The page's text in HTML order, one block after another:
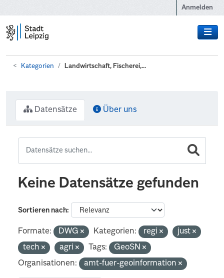
Anmelden
Kategorien Landwirtschaft, Fischerei,...
Datensätze Über uns
Keine Datensätze gefunden
Sortieren nach
Formate: DWG Kategorien: regi
just
tech
agri Tags:
GeoSN
Organisationen:
amt-fuer-geoinformation